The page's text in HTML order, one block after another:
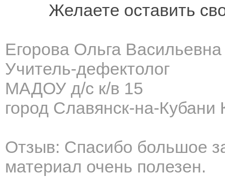
Желаете оставить
Егорова Ольга Васильевна
Учитель-дефектолог
МАДОУ д/с к/в 15
город Славянск-на-Кубани
Отзыв: Спасибо большое
материал очень полезен.